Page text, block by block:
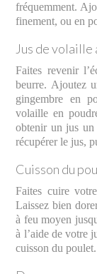
fréquemment.
finement, ou en
Jus de volaille
Faites revenir
beurre. Ajoutez
gingembre en
volaille en
obtenir un jus un
récupérer le jus,
Cuisson du
Faites cuire
Laissez bien
à feu moyen
à l’aide de votre
cuisson du poulet.